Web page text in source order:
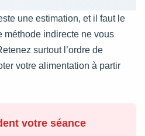
une estimation, et il faut le
méthode indirecte ne vous
surtout l’ordre de
votre alimentation à partir
votre séance